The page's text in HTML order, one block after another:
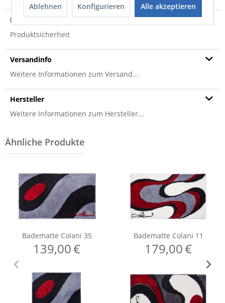
Produktsicherheit
Produktsicherheit
Versandinfo
Weitere Informationen zum Versand...
Hersteller
Weitere Informationen zum Hersteller...
Ablehnen Konfigurieren Alle akzeptieren